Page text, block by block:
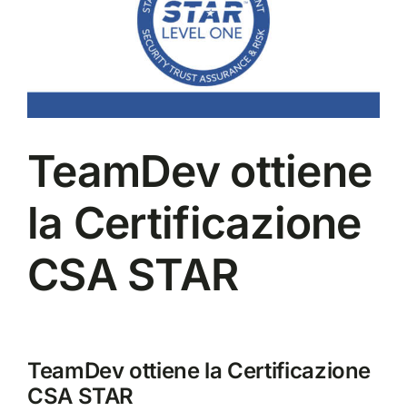
TeamDev ottiene
la Certificazione
CSA STAR
TeamDevottiene la Certificazione
CSA STAR